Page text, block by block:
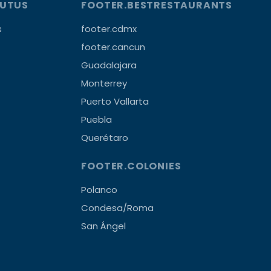
FOOTER.BESTRESTAURANTS
footer.cdmx
footer.cancun
Guadalajara
Monterrey
Puerto Vallarta
Puebla
Querétaro
FOOTER.COLONIES
Polanco
Condesa/Roma
San Ángel